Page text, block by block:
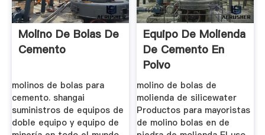
Molino De Bolas De
Cemento
molinos de bolas para
cemento. shangai
suministros de equipos de
doble equipo y equipo de
Equipo De Molienda
De Cemento En
Polvo
molino de bolas de
molienda de silicewater
Productos para mayoristas
de molino bolas en de